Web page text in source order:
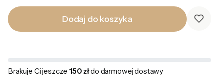
Dodaj do koszyka
Brakuje Ci jeszcze 150 złdo darmowej dostawy